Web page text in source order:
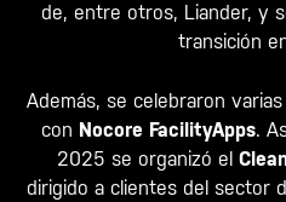
de, entre otros, Liander, y
transición
Además, se celebraron
con Nocore FacilityApps.
2025 se organizó el
dirigido a clientes del sector